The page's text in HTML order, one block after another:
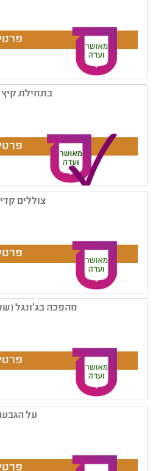
בתחילת קיץ 1970
צוללים
מהפכה בג'ונגל
על